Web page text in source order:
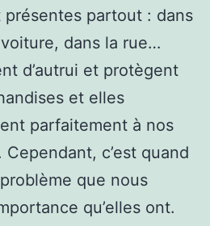
présentes partout : dans
dans la rue…
d’autrui et protègent
et elles
parfaitement à nos
c’est quand
que nous
qu’elles ont.